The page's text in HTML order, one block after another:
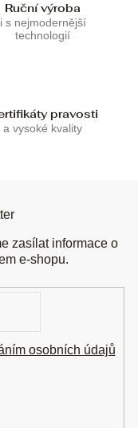
Ruční výroba
i s nejmodernější
technologií
pravosti
a vysoké kvality
zasílat informace o
e-shopu.
osobních údajů